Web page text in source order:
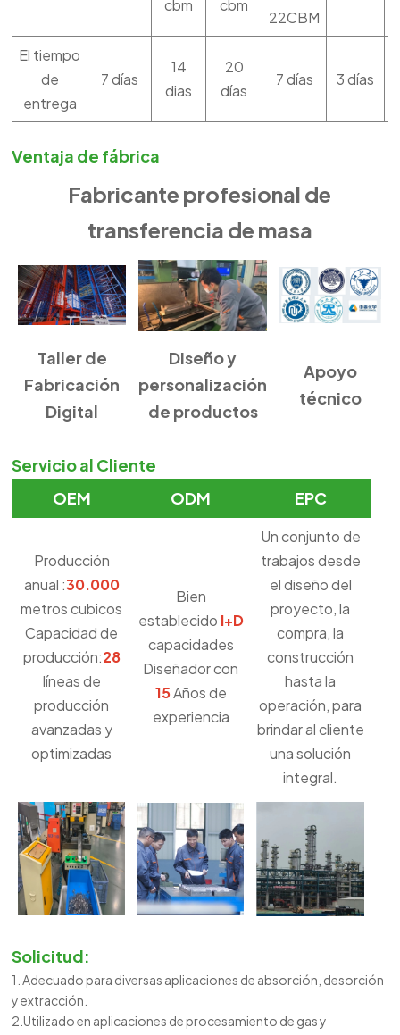
cbm
cbm
22CBM
El tiempo
de
entrega
7 días
14
dias
20
días
7 días 3 días
Ventaja de fábrica
Fabricante profesional de
transferencia de masa
Taller de
Fabricación
Digital
Diseño y
personalización
de productos
Apoyo
técnico
Servicio al Cliente
OEM
ODM EPC
Producción
anual :30.000
metros cubicos
Capacidad de
producción:28
líneas de
producción
avanzadas y
optimizadas
Bien
establecido I+D
capacidades
Diseñador con
15Años de
experiencia
Un conjunto de
trabajos desde
el diseño del
proyecto, la
compra, la
construcción
hasta la
operación, para
brindar al cliente
una solución
integral.
Solicitud:
1. Adecuado para diversas aplicaciones de absorción, desorción
y extracción.
2.Utilizado en aplicaciones de procesamiento de gas y